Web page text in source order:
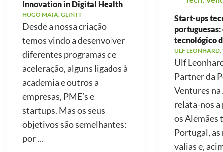
Innovation in Digital Health
HUGO MAIA, GLINTT
Desde a nossa criação
temos vindo a desenvolver
diferentes programas de
aceleração, alguns ligados à
academia e outros a
empresas, PME’s e
startups. Mas os seus
objetivos são semelhantes:
por ...
Start-ups
portuguesas:
tecnológico
ULF LEONHARD,
Ulf
Partner da
Ventures na
relata-nos a
os Alemães
Portugal, as
valias e,